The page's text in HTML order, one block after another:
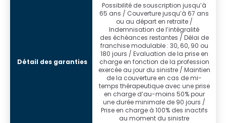
Possibilité de souscription jusqu’à
65 ans / Couverture jusqu’à 67 ans
ou au départ en retraite /
Indemnisation de l’intégralité
des échéances restantes / Délai de
franchise modulable : 30, 60, 90 ou
180 jours / Evaluation de la prise en
charge en fonction de la profession
exercée au jour du sinistre / Maintien
de la couverture en cas de mi-
temps thérapeutique avec une prise
en charge d’au-moins 50% pour
une durée minimale de 90 jours /
Prise en charge à 100% des inactifs
au moment du sinistre